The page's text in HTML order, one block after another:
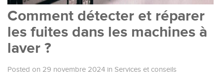
Comment détecter et réparer
les fuites dans les machines à
laver ?
Posted on 29 novembre 2024 in Services et conseils